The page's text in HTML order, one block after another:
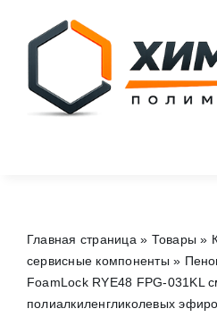
content
Главная страница » Товары »
сервисные компоненты »
FoamLock RYE48 FPG-031KL
полиалкиленгликолевых